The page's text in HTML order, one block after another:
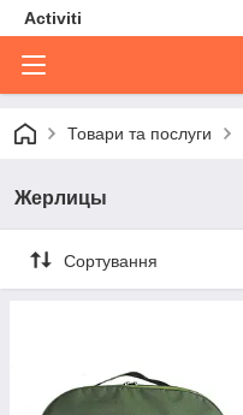
Activiti
Товари та послуги
Жерлицы
Сортування